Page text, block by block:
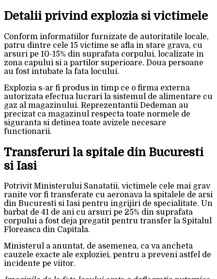
Detalii privind explozia si victimele
Conform informatiilor furnizate de autoritatile locale,
patru dintre cele 15 victime se afla in stare grava, cu
arsuri pe 10-15% din suprafata corpului, localizate in
zona capului si a partilor superioare. Doua persoane
au fost intubate la fata locului.
Explozia s-ar fi produs in timp ce o firma externa
autorizata efectua lucrari la sistemul de alimentare cu
gaz al magazinului. Reprezentantii Dedeman au
precizat ca magazinul respecta toate normele de
siguranta si detinea toate avizele necesare
functionarii.
Transferuri la spitale din Bucuresti
si Iasi
Potrivit Ministerului Sanatatii, victimele cele mai grav
ranite vor fi transferate cu aeronava la spitalele de arsi
din Bucuresti si Iasi pentru ingrijiri de specialitate. Un
barbat de 41 de ani cu arsuri pe 25% din suprafata
corpului a fost deja pregatit pentru transfer la Spitalul
Floreasca din Capitala.
Ministerul a anuntat, de asemenea, ca va ancheta
cauzele exacte ale exploziei, pentru a preveni astfel de
incidente pe viitor.